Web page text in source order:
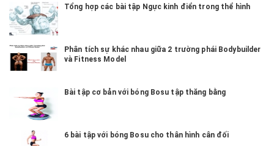
Tổng hợp các bài tập Ngực kinh điển trong thể hình
Phân tích sự khác nhau giữa 2 trường phái Bodybuilder
và Fitness Model
Bài tập cơ bản với bóng Bosu tập thăng bằng
6 bài tập với bóng Bosu cho thân hình cân đối